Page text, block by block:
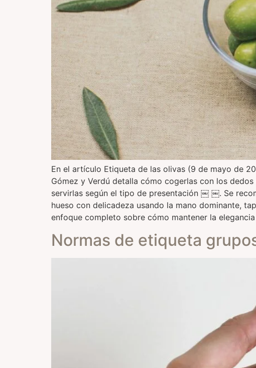
En el artículo Etiqueta de las olivas (9 de mayo de
Gómez y Verdú detalla cómo cogerlas con los
servirlas según el tipo de presentación ￼ ￼. Se
hueso con delicadeza usando la mano dominante,
enfoque completo sobre cómo mantener la
Normas de etiqueta